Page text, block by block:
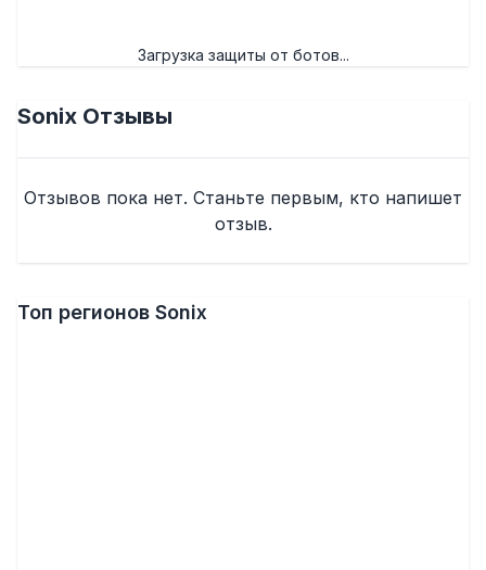
Загрузка защиты от ботов...
Sonix Отзывы
Отзывов пока нет. Станьте первым, кто напишет
отзыв.
Топ регионов Sonix